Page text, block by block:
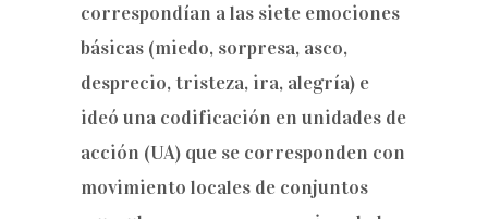
correspondían a las siete emociones
básicas (miedo, sorpresa, asco,
desprecio, tristeza, ira, alegría) e
ideó una codificación en unidades de
acción (UA) que se corresponden con
movimiento locales de conjuntos